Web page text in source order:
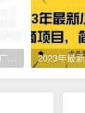
闹钟托管自动播放广告，单机5-10，无需人工操作